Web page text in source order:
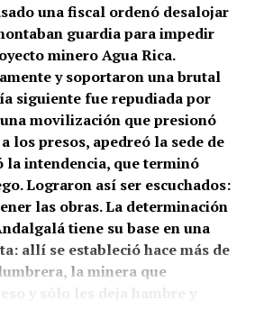
una fiscal ordenó desalojar
guardia para impedir
minero Agua Rica.
y soportaron una brutal
siguiente fue repudiada por
movilización que presionó
los presos, apedreó la sede de
la intendencia, que terminó
Lograron así ser escuchados:
las obras. La determinación
tiene su base en una
allí se estableció hace más de
la minera que